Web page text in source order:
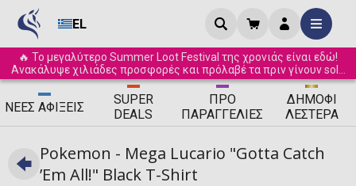
EL
🔥 Το μεγαλύτερο Summer Loot Festival της χρονιάς είναι εδώ!
Ανακάλυψε χιλιάδες προσφορές και πρόλαβέ τα πριν γίνουν sold
out! ☀️
ΝΈΕΣ ΑΦΊΞΕΙΣ
SUPER
DEALS
ΠΡΟ
ΠΑΡΑΓΓΕΛΊΕΣ
ΔΗΜΟΦΙ
ΛΈΣΤΕΡΑ
Pokemon - Mega Lucario "Gotta Catch
’Em All!" Black T-Shirt